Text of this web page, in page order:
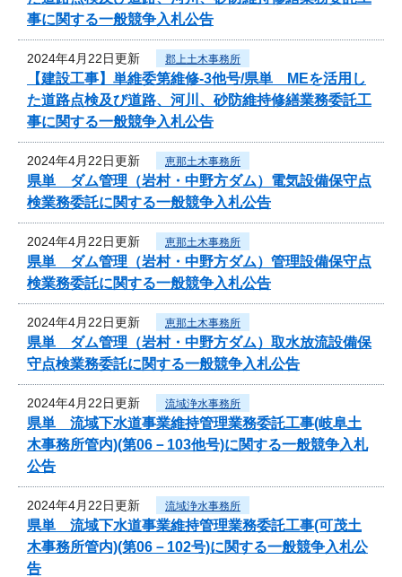
事に関する一般競争入札公告
2024年4月22日更新 郡上土木事務所
【建設工事】単維委第維修‐3他号/県単 MEを活用し
た道路点検及び道路、河川、砂防維持修繕業務委託工
事に関する一般競争入札公告
2024年4月22日更新 恵那土木事務所
県単 ダム管理（岩村・中野方ダム）電気設備保守点
検業務委託に関する一般競争入札公告
2024年4月22日更新 恵那土木事務所
県単 ダム管理（岩村・中野方ダム）管理設備保守点
検業務委託に関する一般競争入札公告
2024年4月22日更新 恵那土木事務所
県単 ダム管理（岩村・中野方ダム）取水放流設備保
守点検業務委託に関する一般競争入札公告
2024年4月22日更新 流域浄水事務所
県単 流域下水道事業維持管理業務委託工事(岐阜土
木事務所管内)(第06－103他号)に関する一般競争入札
公告
2024年4月22日更新 流域浄水事務所
県単 流域下水道事業維持管理業務委託工事(可茂土
木事務所管内)(第06－102号)に関する一般競争入札公
告